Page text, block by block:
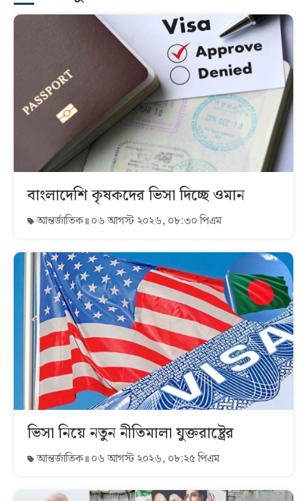
বাংলাদেশি কৃষকদের ভিসা দিচ্ছে ওমান
আন্তর্জাতিক ০৬ আগস্ট ২০২৬, ০৮:৩০ পিএম
ভিসা নিয়ে নতুন নীতিমালা যুক্তরাষ্ট্রের
আন্তর্জাতিক ০৬ আগস্ট ২০২৬, ০৮:২৫ পিএম